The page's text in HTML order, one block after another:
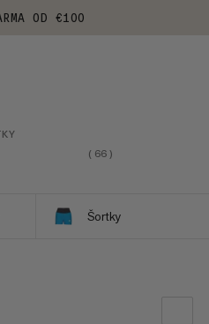
OD €100
( 66 )
Šortky